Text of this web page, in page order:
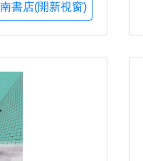
書店(開新視窗)